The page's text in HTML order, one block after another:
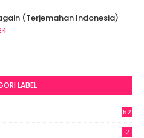
(Terjemahan Indonesia)
LABEL
52
2